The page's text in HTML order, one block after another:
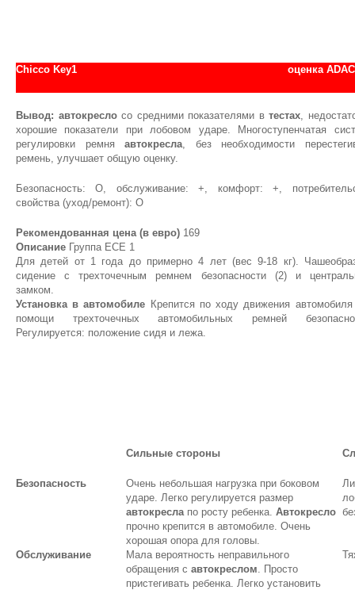
Chicco Key1 оценка
Вывод: автокреслосо средними показателями втестах,
хорошие показатели при лобовом ударе. Многоступенчатая
регулировки ремняавтокресла, без необходимости
ремень, улучшает общую оценку.
Безопасность: О, обслуживание: +, комфорт: +,
свойства (уход/ремонт): О
Рекомендованная цена (в евро) 169
Описание Группа ЕСЕ 1
Для детей от 1 года до примерно 4 лет (вес 9-18 кг).
сидение с трехточечным ремнем безопасности (2) и
замком.
Установка в автомобиле Крепится по ходу движения
помощи трехточечных автомобильных ремней
Регулируется: положение сидя и лежа.
Сильные стороны
Безопасность
Очень небольшая нагрузка при боковом
ударе. Легко регулируется размер
автокреслапо росту ребенка. Автокресло
прочно крепится в автомобиле. Очень
хорошая опора для головы.
Обслуживание
Мала вероятность неправильного
обращения с автокреслом. Просто
пристегивать ребенка. Легко установить